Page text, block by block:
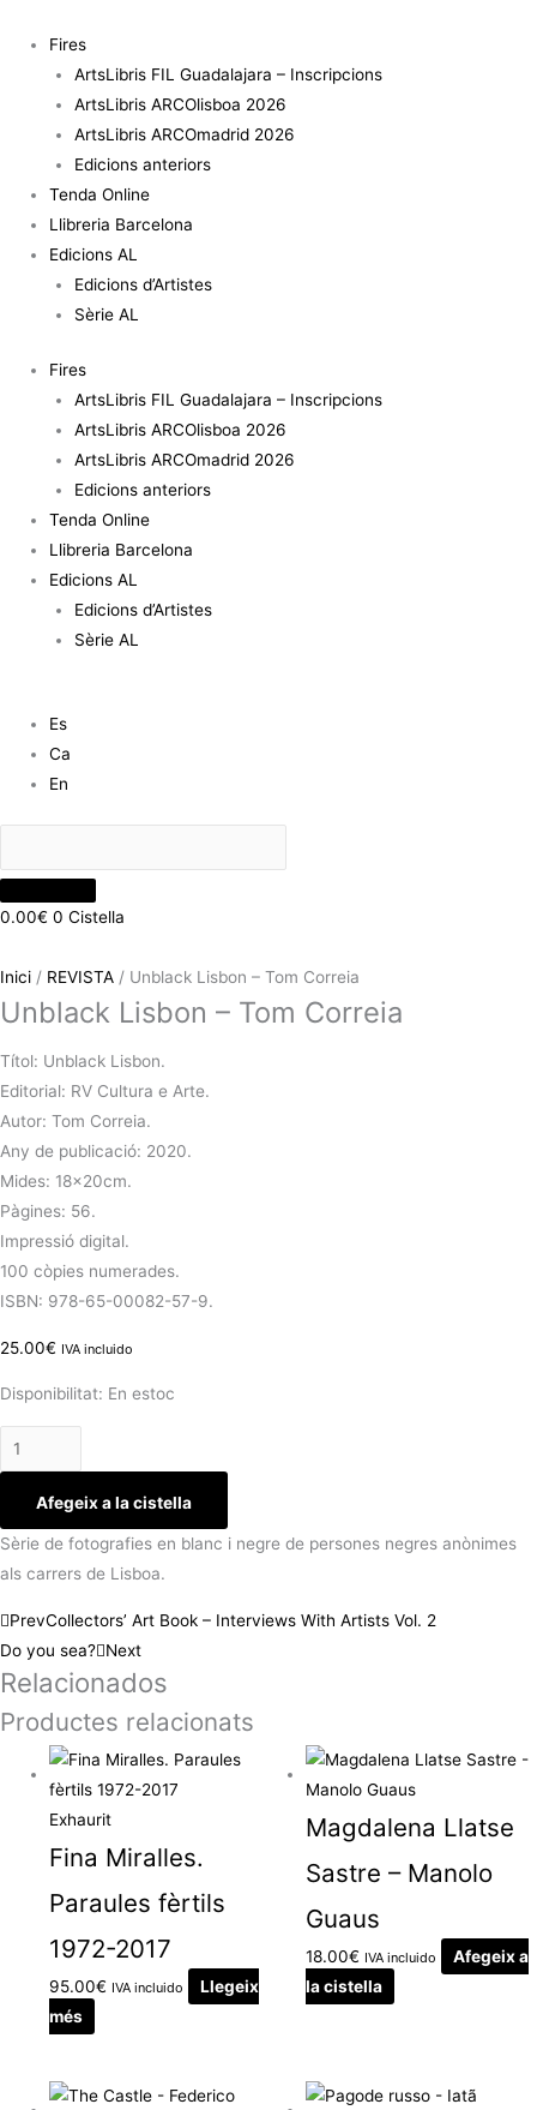
contingut
Fires
ArtsLibris FIL Guadalajara – Inscripcions
ArtsLibris ARCOlisboa 2026
ArtsLibris ARCOmadrid 2026
Edicions anteriors
Tenda Online
Llibreria Barcelona
Edicions AL
Edicions d’Artistes
Sèrie AL
Fires
ArtsLibris FIL Guadalajara – Inscripcions
ArtsLibris ARCOlisboa 2026
ArtsLibris ARCOmadrid 2026
Edicions anteriors
Tenda Online
Llibreria Barcelona
Edicions AL
Edicions d’Artistes
Sèrie AL
Es
Ca
En
0.00€ 0 Cistella
Inici / REVISTA / Unblack Lisbon – Tom Correia
Unblack Lisbon – Tom Correia
Títol: Unblack Lisbon.
Editorial: RV Cultura e Arte.
Autor: Tom Correia.
Any de publicació: 2020.
Mides: 18x20cm.
Pàgines: 56.
Impressió digital.
100 còpies numerades.
ISBN: 978-65-00082-57-9.
25.00€ IVA incluido
Disponibilitat: En estoc
Unblack
Correia
Afegeix a la cistella
Sèrie de fotografies en blanc i negre de persones negres anònimes
als carrers de Lisboa.
PrevCollectors’ Art Book – Interviews With Artists Vol. 2
Do you sea? Next
Relacionados
Productes relacionats
Exhaurit
Fina Miralles.
Paraules fèrtils
1972-2017
95.00€ IVA incluido
Llegeix
més
Magdalena Llatse
Sastre – Manolo
Guaus
18.00€ IVA incluido
Afegeix a
la cistella